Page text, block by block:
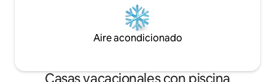
Aire acondicionado